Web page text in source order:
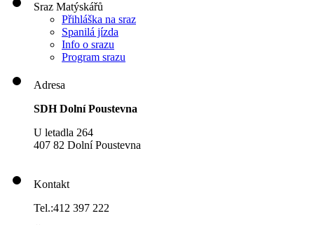
Sraz Matýskářů
Přihláška na sraz
Spanilá jízda
Info o srazu
Program srazu
Adresa
SDH Dolní Poustevna
U letadla 264
407 82 Dolní Poustevna
Kontakt
Tel.:412 397 222